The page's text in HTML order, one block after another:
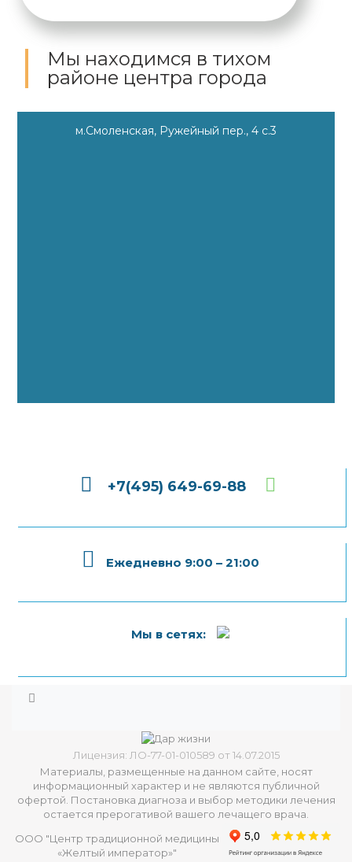
Мы находимся в тихом
районе центра города
м.Смоленская, Ружейный пер., 4 с.3
+7(495) 649-69-88
Ежедневно 9:00 – 21:00
Мы в сетях:
Лицензия: ЛО-77-01-010589 от 14.07.2015
Материалы, размещенные на данном сайте, носят
информационный характер и не являются публичной
офертой. Постановка диагноза и выбор методики лечения
остается прерогативой вашего лечащего врача.
ООО "Центр традиционной медицины
«Желтый император»"